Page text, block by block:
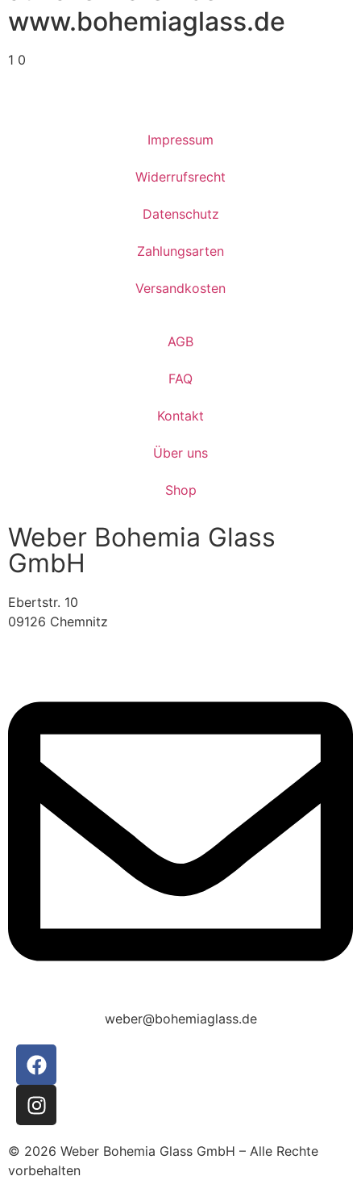
www.bohemiaglass.de
1 0
Impressum
Widerrufsrecht
Datenschutz
Zahlungsarten
Versandkosten
AGB
FAQ
Kontakt
Über uns
Shop
Weber Bohemia Glass
GmbH
Ebertstr. 10
09126 Chemnitz
weber@bohemiaglass.de
© 2026 Weber Bohemia Glass GmbH – Alle Rechte
vorbehalten